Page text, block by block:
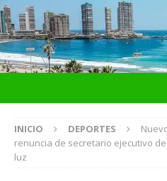
INICIO DEPORTES
renuncia de secretario ejecutivo
luz